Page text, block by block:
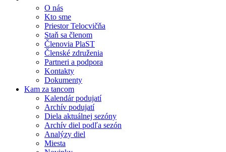
O nás
Kto sme
Priestor Telocvičňa
Staň sa členom
Členovia PlaST
Členské združenia
Partneri a podpora
Kontakty
Dokumenty
Kam za tancom
Kalendár podujatí
Archív podujatí
Diela aktuálnej sezóny
Archív diel podľa sezón
Analýzy diel
Miesta